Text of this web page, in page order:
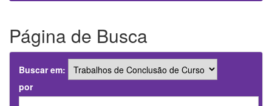
Página de Busca
Buscar em:
por